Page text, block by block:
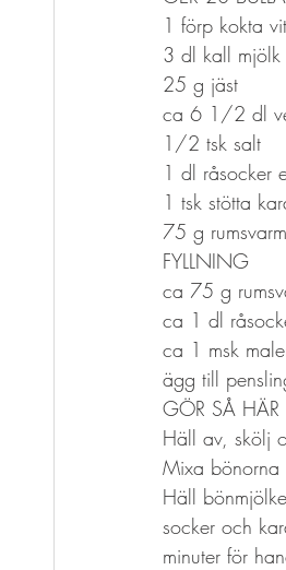
1 förp kokta
3 dl kall mjölk
25 g jäst
ca 6 1/2 dl
1/2 tsk salt
1 dl råsocker
1 tsk stötta
75 g
FYLLNING
ca 75 g
ca 1 dl
ca 1 msk
ägg till
GÖR SÅ HÄR
Häll av, skölj
Mixa bönorna
Häll
socker och
minuter för